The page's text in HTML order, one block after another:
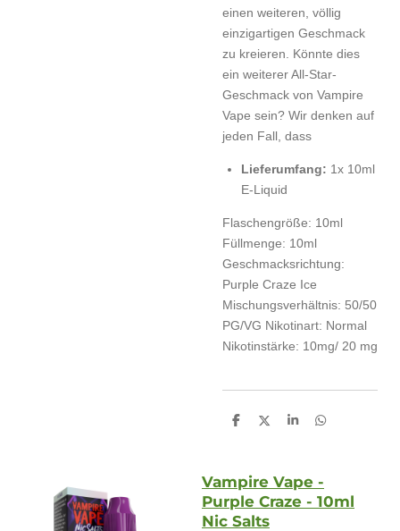
einen weiteren, völlig
einzigartigen Geschmack
zu kreieren. Könnte dies
ein weiterer All-Star-
Geschmack von Vampire
Vape sein? Wir denken auf
jeden Fall, dass
Lieferumfang: 1x 10ml
E-Liquid
Flaschengröße: 10ml
Füllmenge: 10ml
Geschmacksrichtung:
Purple Craze Ice
Mischungsverhältnis: 50/50
PG/VG Nikotinart: Normal
Nikotinstärke: 10mg/ 20 mg
T
n
T
n
T
n
T
n
Vampire Vape -
Purple Craze - 10ml
Nic Salts